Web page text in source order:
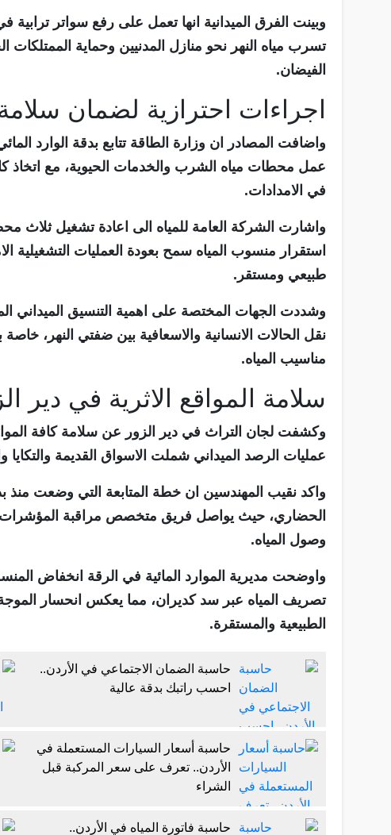
وبينت الفرق الميدانية انها تعمل على رفع سواتر
تسرب مياه النهر نحو منازل المدنيين وحماية الممتلكات
الفيضان.
اجراءات احترازية لضمان سلامة
واضافت المصادر ان وزارة الطاقة تتابع بدقة الوارد
عمل محطات مياه الشرب والخدمات الحيوية، مع اتخاذ
في الامدادات.
واشارت الشركة العامة للمياه الى اعادة تشغيل
استقرار منسوب المياه سمح بعودة العمليات التشغيلية
طبيعي ومستقر.
وشددت الجهات المختصة على اهمية التنسيق الميداني
نقل الحالات الانسانية والاسعافية بين ضفتي النهر،
مناسيب المياه.
سلامة المواقع الاثرية في دير
وكشفت لجان التراث في دير الزور عن سلامة كافة
عمليات الرصد الميداني شملت الاسواق القديمة
واكد نقيب المهندسين ان خطة المتابعة التي وضعت منذ
الحضاري، حيث يواصل فريق متخصص مراقبة المؤشرات
وصول المياه.
واوضحت مديرية الموارد المائية في الرقة انخفاض
تصريف المياه عبر سد كديران، مما يعكس انحسار الموجة
الطبيعية والمستقرة.
حاسبة الضمان الاجتماعي في الأردن..
احسب راتبك بدقة عالية
حاسبة أسعار السيارات المستعملة في
الأردن.. تعرف على سعر المركبة قبل
الشراء
حاسبة فاتورة المياه في الأردن..